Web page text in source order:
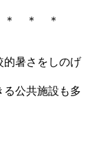
＊ ＊ ＊
的暑さをしのげ
る公共施設も多